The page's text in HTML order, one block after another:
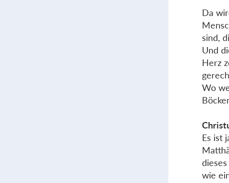
Da
sind,
Und
Herz
Wo
Es ist
wie